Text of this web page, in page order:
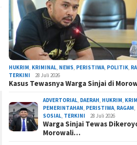
HUKRIM, KRIMINAL, NEWS, PERISTIWA, POLITIK,
TERKINI
28 Juli 2026
Kasus Tewasnya Warga Sinjai di
ADVERTORIAL, DAERAH, HUKRIM,
PEMERINTAHAN, PERISTIWA, RAGAM,
SOSIAL, TERKINI 28 Juli 2026
Warga Sinjai Tewas
Morowali…